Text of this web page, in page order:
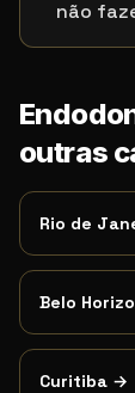
não
outras
Rio de
Belo
Curitiba →